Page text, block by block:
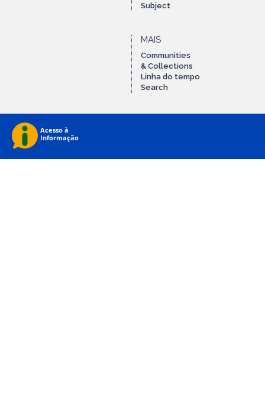
Subject
MAIS
Communities
& Collections
Linha do tempo
Search